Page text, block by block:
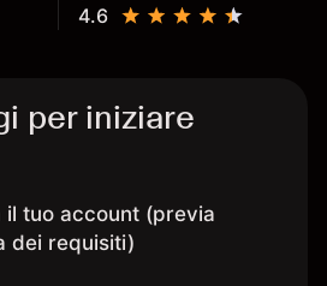
4.6
per iniziare
il tuo account (previa
dei requisiti)